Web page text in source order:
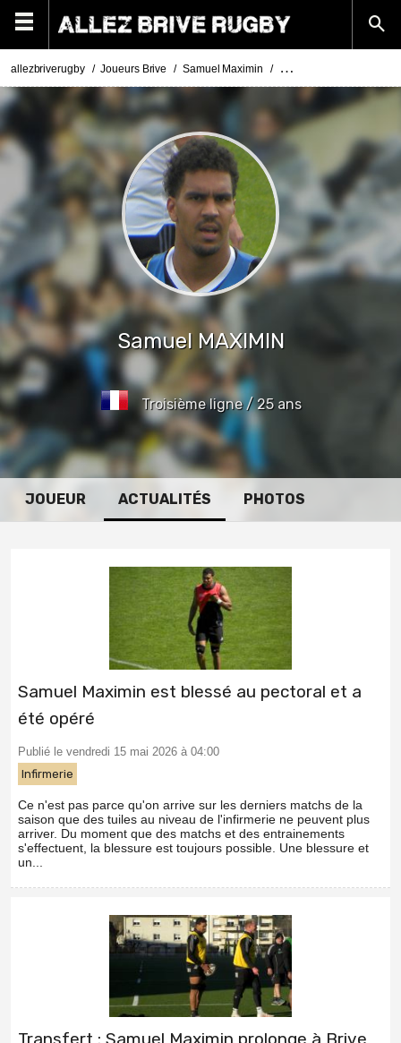
allezbriverugby Joueurs Brive Samuel Maximin Actualités Samuel
Samuel MAXIMIN
Troisième ligne / 25 ans
JOUEUR ACTUALITÉS PHOTOS
Samuel Maximin est blessé au pectoral et a
été opéré
Publié le vendredi 15 mai 2026 à 04:00
Infirmerie
Ce n'est pas parce qu'on arrive sur les derniers matchs de la
saison que des tuiles au niveau de l'infirmerie ne peuvent plus
arriver. Du moment que des matchs et des entrainements
s'effectuent, la blessure est toujours possible. Une blessure et
un...